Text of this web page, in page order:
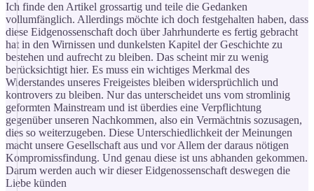
Ich finde den Artikel grossartig und teile die Gedanken
vollumfänglich. Allerdings möchte ich doch festgehalten haben, dass
diese Eidgenossenschaft doch über Jahrhunderte es fertig gebracht
hat in den Wirnissen und dunkelsten Kapitel der Geschichte zu
bestehen und aufrecht zu bleiben. Das scheint mir zu wenig
berücksichtigt hier. Es muss ein wichtiges Merkmal des
Widerstandes unseres Freigeistes bleiben widersprüchlich und
kontrovers zu bleiben. Nur das unterscheidet uns vom stromlinig
geformten Mainstream und ist überdies eine Verpflichtung
gegenüber unseren Nachkommen, also ein Vermächtnis sozusagen,
dies so weiterzugeben. Diese Unterschiedlichkeit der Meinungen
macht unsere Gesellschaft aus und vor Allem der daraus nötigen
Kompromissfindung. Und genau diese ist uns abhanden gekommen.
Darum werden auch wir dieser Eidgenossenschaft deswegen die
Liebe künden